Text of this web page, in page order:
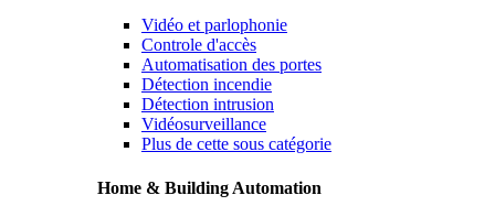
Vidéo et parlophonie
Controle d'accès
Automatisation des portes
Détection incendie
Détection intrusion
Vidéosurveillance
Plus de cette sous catégorie
Home & Building Automation